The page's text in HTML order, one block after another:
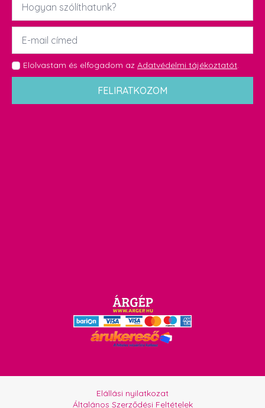
Email
GDPR
*
Elolvastam és elfogadom az Adatvédelmi tájékoztatót.
FELIRATKOZOM
Elállási nyilatkozat
Általános Szerződési Feltételek